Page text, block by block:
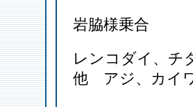
岩脇様乗合
レンコダイ、
他 アジ、カイ